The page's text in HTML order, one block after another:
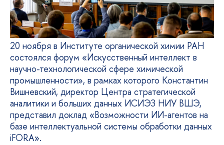
20 ноября в Институте органической химии РАН
состоялся форум «Искусственный интеллект в
научно-технологической сфере химической
промышленности», в рамках которого Константин
Вишневский, директор Центра стратегической
аналитики и больших данных ИСИЭЗ НИУ ВШЭ,
представил доклад «Возможности ИИ-агентов на
базе интеллектуальной системы обработки данных
iFORA».